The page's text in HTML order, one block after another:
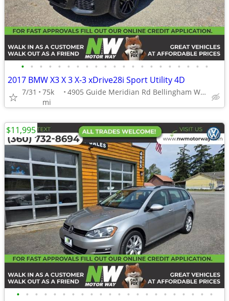
• • • • • • • • • • • • • • • • • • • • •
2017 BMW X3 X 3 X-3 xDrive28i Sport Utility 4D
7/31
75k
mi
4905 Guide Meridian Rd Bellingham WA 98226
• • • • • • • • • • • • • • • • • • • • • •
$11,995